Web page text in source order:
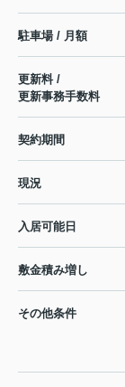
駐車場 / 月額
更新料 /
更新事務手数料
契約期間
現況
入居可能日
敷金積み増し
その他条件